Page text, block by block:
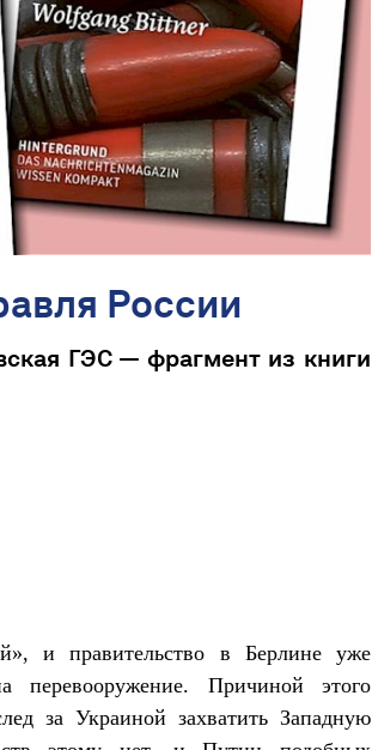
России
ГЭС — фрагмент из книги
и правительство в Берлине уже
перевооружение. Причиной этого
за Украиной захватить Западную